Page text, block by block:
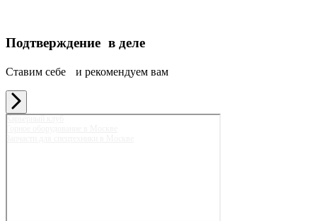
Подтверждение в деле
Ставим себе и рекомендуем вам